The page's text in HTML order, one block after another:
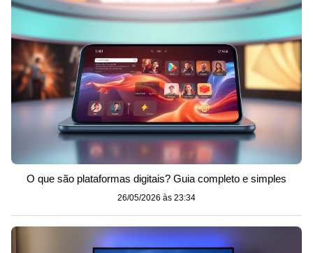
O que são plataformas digitais? Guia completo e simples
26/05/2026 às 23:34